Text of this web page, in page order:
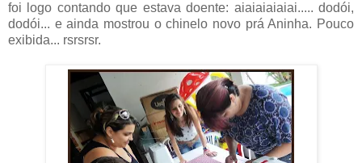
foi logo contando que estava doente: aiaiaiaiaiai..... dodói,
dodói... e ainda mostrou o chinelo novo prá Aninha. Pouco
exibida... rsrsrsr.